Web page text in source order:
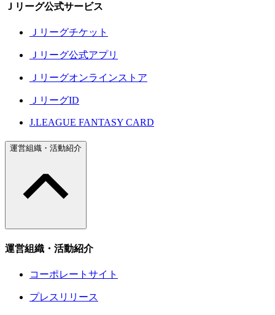
Ｊリーグ公式サービス
Ｊリーグチケット
Ｊリーグ公式アプリ
Ｊリーグオンラインストア
ＪリーグID
J.LEAGUE FANTASY CARD
運営組織・活動紹介
運営組織・活動紹介
コーポレートサイト
プレスリリース